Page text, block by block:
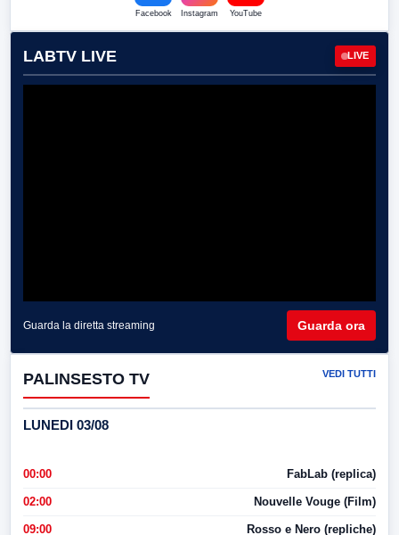
Facebook Instagram YouTube
LABTV LIVE LIVE
Guarda la diretta streaming Guarda ora
PALINSESTO TV VEDI TUTTI
LUNEDI 03/08
00:00 FabLab (replica)
02:00 Nouvelle Vouge (Film)
09:00 Rosso e Nero (repliche)